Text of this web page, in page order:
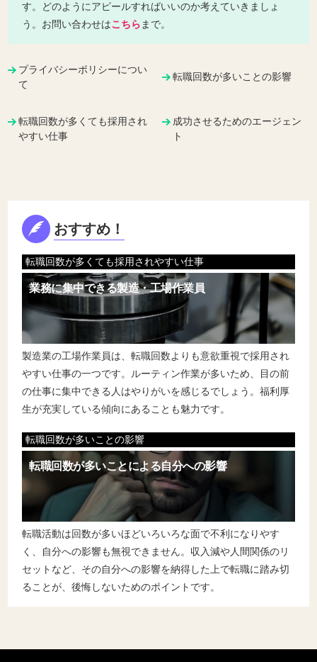
す。どのようにアピールすればいいのか考えていきましょ
う。お問い合わせはこちらまで。
プライバシーポリシーについ
て
転職回数が多いことの影響
転職回数が多くても採用され
やすい仕事
成功させるためのエージェン
ト
おすすめ！
転職回数が多くても採用されやすい仕事
業務に集中できる製造・工場作業員
製造業の工場作業員は、転職回数よりも意欲重視で採用され
やすい仕事の一つです。ルーティン作業が多いため、目の前
の仕事に集中できる人はやりがいを感じるでしょう。福利厚
生が充実している傾向にあることも魅力です。
転職回数が多いことの影響
転職回数が多いことによる自分への影響
転職活動は回数が多いほどいろいろな面で不利になりやす
く、自分への影響も無視できません。収入減や人間関係のリ
セットなど、その自分への影響を納得した上で転職に踏み切
ることが、後悔しないためのポイントです。